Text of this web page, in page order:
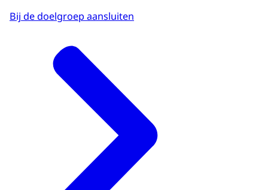
Bij de doelgroep aansluiten